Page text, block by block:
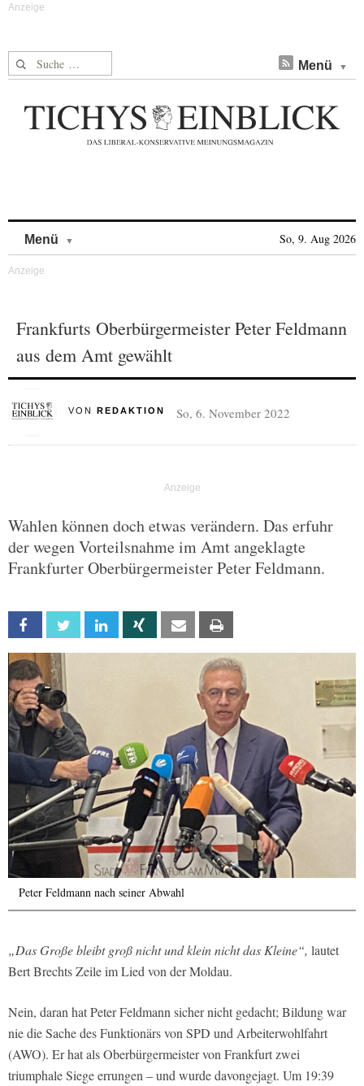
Suche nach: Menü
Menü So, 9. Aug 2026
Frankfurts Oberbürgermeister Peter Feldmann
aus dem Amt gewählt
VON REDAKTION So, 6. November 2022
Wahlen können doch etwas verändern. Das erfuhr
der wegen Vorteilsnahme im Amt angeklagte
Frankfurter Oberbürgermeister Peter Feldmann.
Facebook Twitter Linkedin Xing Email
Peter Feldmann nach seiner Abwahl
„Das Große bleibt groß nicht und klein nicht das Kleine“, lautet
Bert Brechts Zeile im Lied von der Moldau.
Nein, daran hat Peter Feldmann sicher nicht gedacht; Bildung war
nie die Sache des Funktionärs von SPD und Arbeiterwohlfahrt
(AWO). Er hat als Oberbürgermeister von Frankfurt zwei
triumphale Siege errungen – und wurde davongejagt. Um 19:39